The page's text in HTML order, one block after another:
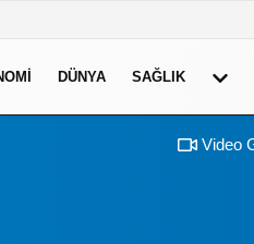
DÜNYA SAĞLIK
Video